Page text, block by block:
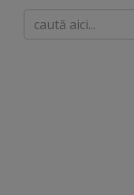
Caută